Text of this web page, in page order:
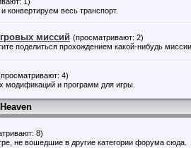
конвертируем весь транспорт.
миссий (просматривают: 2)
поделиться прохождением какой-нибудь
4)
модификаций и программ для игры.
8)
не вошедшие в другие категории форума сюда.